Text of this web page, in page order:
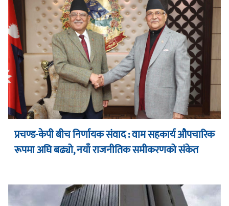
प्रचण्ड-केपी बीच निर्णायक संवाद : वाम सहकार्य औपचारिक
रूपमा अघि बढ्यो, नयाँ राजनीतिक समीकरणको संकेत